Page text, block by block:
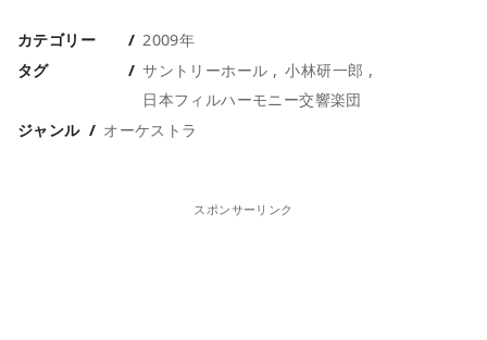
カテゴリー
2009年
タグ
サントリーホール
小林研一郎
日本フィルハーモニー交響楽団
ジャンル
オーケストラ
スポンサーリンク